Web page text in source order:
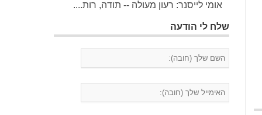
אומי לייסנר: רעון מעולה -- תודה, רות....
שלח לי הודעה